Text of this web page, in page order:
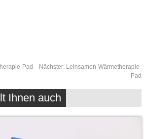
Pad Nächster: Leinsamen-Wärmetherapie-
Pad
Ihnen auch